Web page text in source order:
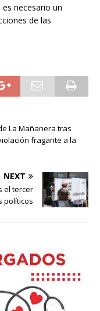
necesario un
de las
La Mañanera tras
fragante a la
NEXT
el tercer
políticos